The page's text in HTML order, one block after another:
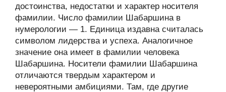
достоинства, недостатки и характер носителя
фамилии. Число фамилии Шабаршина в
нумерологии — 1. Единица издавна считалась
символом лидерства и успеха. Аналогичное
значение она имеет в фамилии человека
Шабаршина. Носители фамилии Шабаршина
отличаются твердым характером и
невероятными амбициями. Там, где другие